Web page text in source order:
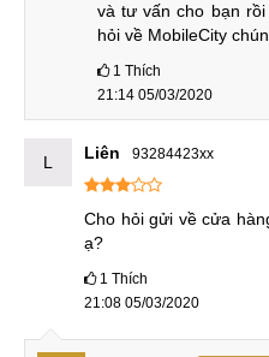
màn hình Galaxy A5 2018.
linh kiện nhái, dựng kém chất
* Giá thay màn hình
Đây là ưu điểm nổi bật mà
tại MobileCity luôn luôn
và tư vấn cho bạn
hỏi về MobileCity
1 Thích
21:14 05/03/2020
L Liên 93284423xx
Cho hỏi gửi về cửa
ạ?
1 Thích
21:08 05/03/2020